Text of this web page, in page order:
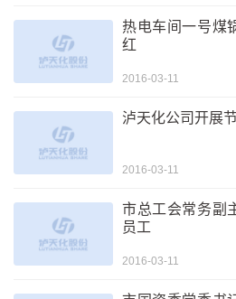
热电车间一号煤
红
2016-03-11
泸天化公司开展
2016-03-11
市总工会常务副
员工
2016-03-11